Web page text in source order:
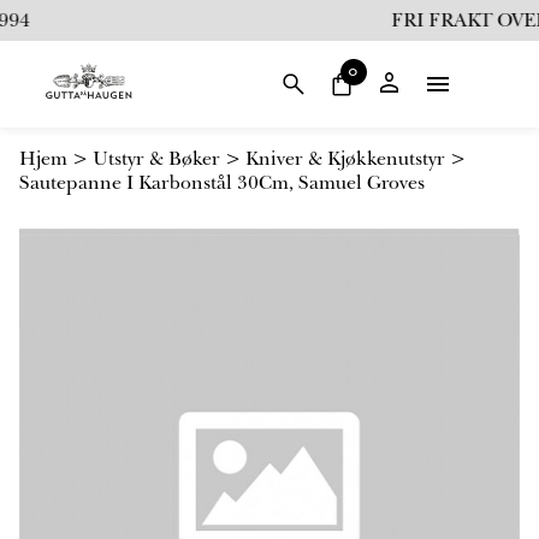
i
l
o
l
FRI FRAKT
0
Hjem > Utstyr & Bøker > Kniver & Kjøkkenutstyr >
Sautepanne I Karbonstål 30Cm, Samuel Groves